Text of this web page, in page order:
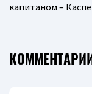
капитаном –